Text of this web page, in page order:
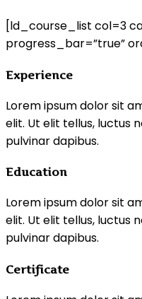
[ld_course_list col=3
progress_bar=”true”
Experience
Lorem ipsum dolor sit
elit. Ut elit tellus, luctus
pulvinar dapibus.
Education
Lorem ipsum dolor sit
elit. Ut elit tellus, luctus
pulvinar dapibus.
Certificate